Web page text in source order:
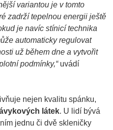
variantou je v tomto
zadrží tepelnou energii ještě
je navíc stínicí technika
automaticky regulovat
už během dne a vytvořit
podmínky,“ uvádí
nejen kvalitu spánku,
látek. U lidí bývá
jednu či dvě skleničky